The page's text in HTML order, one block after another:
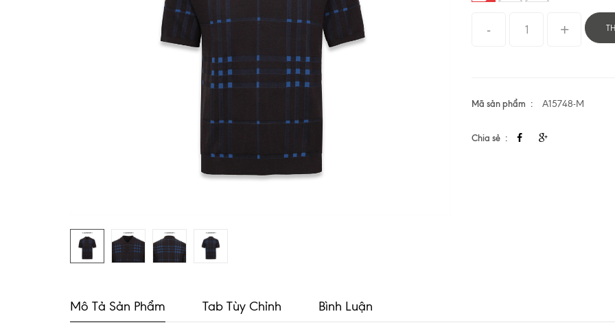
Mã sản phẩm A15748-M
Chia sẻ
Mô Tả Sản Phẩm Tab Tùy Chỉnh Bình Luận